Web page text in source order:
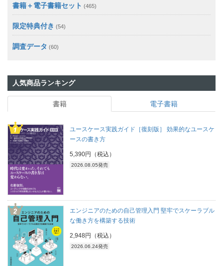
書籍＋電子書籍セット (465)
限定特典付き (54)
調査データ (60)
人気商品ランキング
書籍 電子書籍
ユースケース実践ガイド［復刻版］ 効果的なユースケ
ースの書き方
5,390円（税込）
2026.08.05発売
エンジニアのための自己管理入門 堅牢でスケーラブル
な働き方を構築する技術
2,948円（税込）
2026.06.24発売